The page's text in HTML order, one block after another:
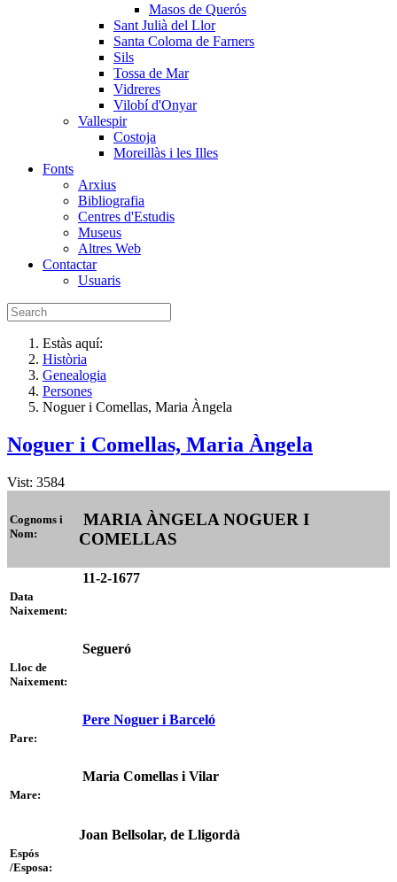
Masos de Querós
Sant Julià del Llor
Santa Coloma de Farners
Sils
Tossa de Mar
Vidreres
Vilobí d'Onyar
Vallespir
Costoja
Moreillàs i les Illes
Fonts
Arxius
Bibliografia
Centres d'Estudis
Museus
Altres Web
Contactar
Usuaris
Estàs aquí:
Història
Genealogia
Persones
Noguer i Comellas, Maria Àngela
Noguer i Comellas, Maria Àngela
Vist: 3584
Cognoms i
Nom:
MARIA ÀNGELA NOGUER I
COMELLAS
Data
Naixement:
11-2-1677
Lloc de
Naixement:
Segueró
Pare:
Pere Noguer i Barceló
Mare:
Maria Comellas i Vilar
Espós
/Esposa:
Joan Bellsolar, de Lligordà